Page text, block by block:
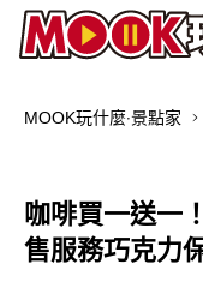
MOOK玩什麼‧景點家
咖啡買一送一
售服務巧克力